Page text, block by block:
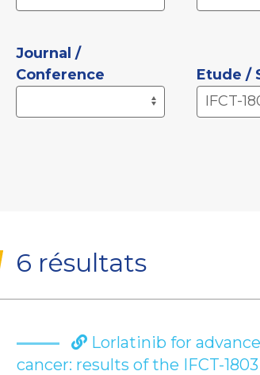
Journal /
Conference
Etude /
6 résultats
Lorlatinib for
cancer: results of the IFCT-